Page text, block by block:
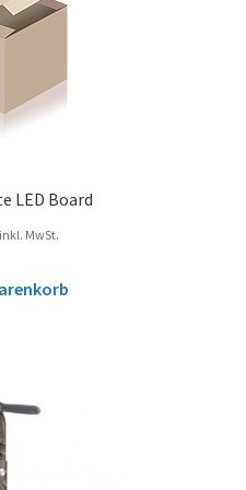
LED Board
inkl. MwSt.